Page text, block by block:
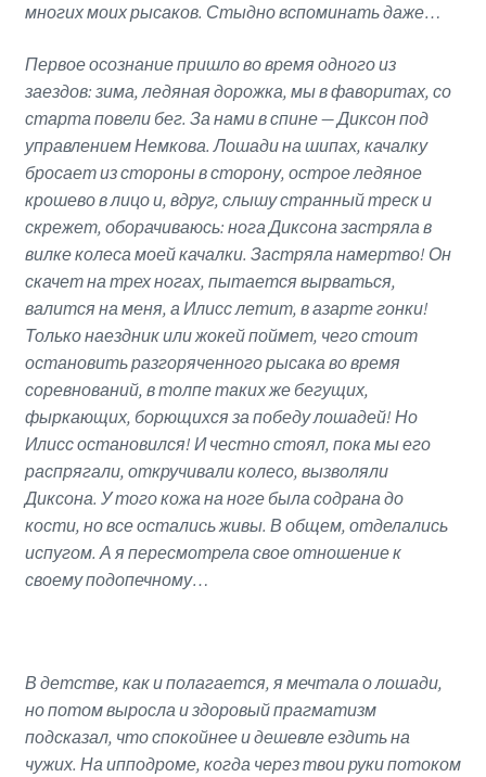
многих моих рысаков. Стыдно вспоминать даже…
Первое осознание пришло во время одного из
заездов: зима, ледяная дорожка, мы в фаворитах, со
старта повели бег. За нами в спине — Диксон под
управлением Немкова. Лошади на шипах, качалку
бросает из стороны в сторону, острое ледяное
крошево в лицо и, вдруг, слышу странный треск и
скрежет, оборачиваюсь: нога Диксона застряла в
вилке колеса моей качалки. Застряла намертво! Он
скачет на трех ногах, пытается вырваться,
валится на меня, а Илисс летит, в азарте гонки!
Только наездник или жокей поймет, чего стоит
остановить разгоряченного рысака во время
соревнований, в толпе таких же бегущих,
фыркающих, борющихся за победу лошадей! Но
Илисс остановился! И честно стоял, пока мы его
распрягали, откручивали колесо, вызволяли
Диксона. У того кожа на ноге была содрана до
кости, но все остались живы. В общем, отделались
испугом. А я пересмотрела свое отношение к
своему подопечному…
В детстве, как и полагается, я мечтала о лошади,
но потом выросла и здоровый прагматизм
подсказал, что спокойнее и дешевле ездить на
чужих. На ипподроме, когда через твои руки потоком